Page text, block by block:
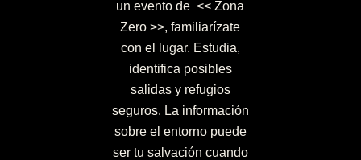
un evento de << Zona
Zero >>, familiarízate
con el lugar. Estudia,
identifica posibles
salidas y refugios
seguros. La información
sobre el entorno puede
ser tu salvación cuando